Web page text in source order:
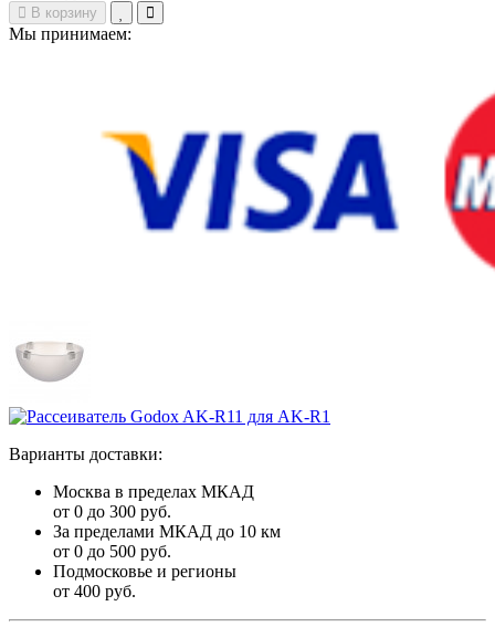
В корзину
Мы принимаем:
Варианты доставки:
Москва в пределах МКАД
от 0 до 300 руб.
За пределами МКАД до 10 км
от 0 до 500 руб.
Подмосковье и регионы
от 400 руб.